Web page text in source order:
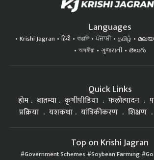
Languages
Krishi Jagran हिंदी বাঙালি ਪੰਜਾਬੀ தமிழ்
অসমীয়া
ગુજરાતી తెలుగు
Quick Links
होम बातम्या कृषीपीडिया फलोत्पादन
प्रक्रिया
यशकथा यांत्रिकीकरण शिक्षण
Top on Krishi Jagran
Government Schemes Soybean Farming